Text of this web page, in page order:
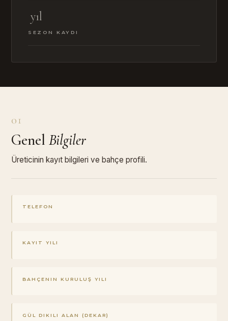
yıl
SEZON KAYDI
01
Genel Bilgiler
Üreticinin kayıt bilgileri ve bahçe profili.
TELEFON
KAYIT YILI
BAHÇENIN KURULUŞ YILI
GÜL DIKILI ALAN (DEKAR)